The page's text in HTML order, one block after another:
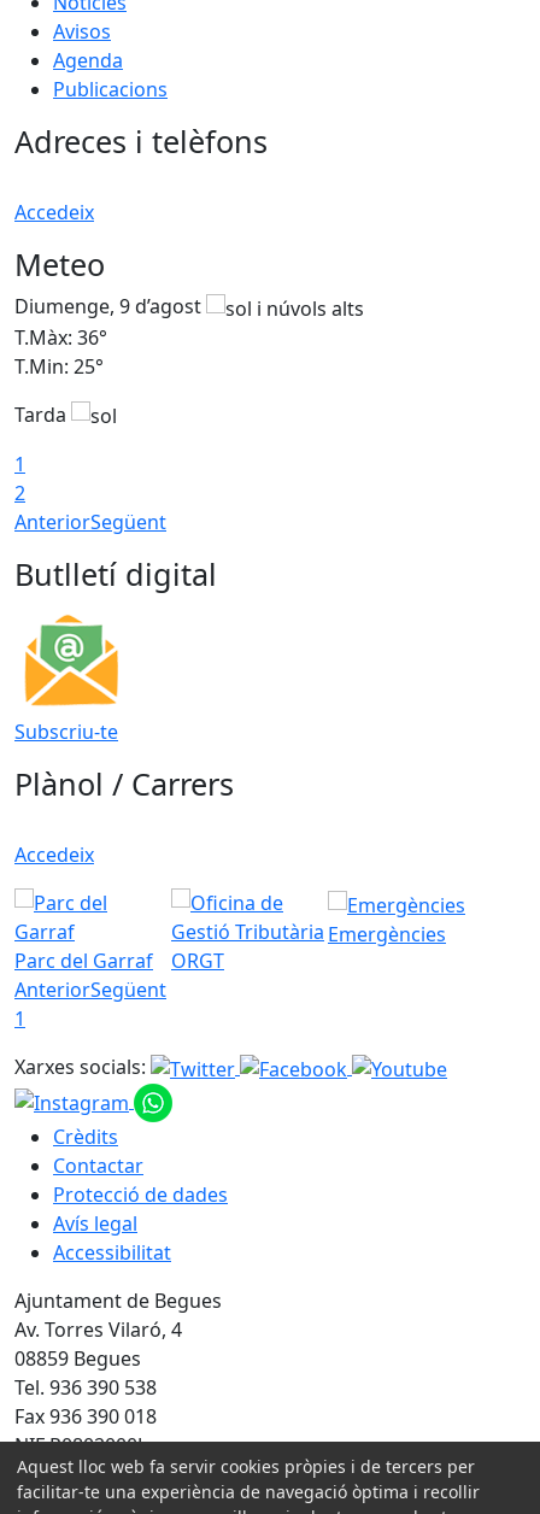
Avisos
Agenda
Publicacions
Adreces i telèfons
Accedeix
Meteo
Diumenge, 9 d’agost
T.Màx: 36°
T.Min: 25°
Tarda
1
2
AnteriorSegüent
Butlletí digital
Subscriu-te
Plànol / Carrers
Accedeix
Parc del Garraf ORGT
Emergències
AnteriorSegüent
1
Xarxes socials:
Crèdits
Contactar
Protecció de dades
Avís legal
Accessibilitat
Ajuntament de Begues
Av. Torres Vilaró, 4
08859 Begues
Tel. 936 390 538
Fax 936 390 018
NIF P0802000J
Amb la col·laboració de:
Aquest lloc web fa servir cookies pròpies i de tercers per
facilitar-te una experiència de navegació òptima i recollir